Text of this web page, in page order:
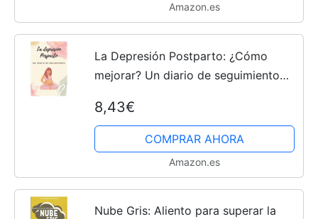
Amazon.es
La Depresión Postparto: ¿Cómo
mejorar? Un diario de seguimiento
difícil de tu vida.
8,43€
COMPRAR AHORA
Amazon.es
Nube Gris: Aliento para superar la